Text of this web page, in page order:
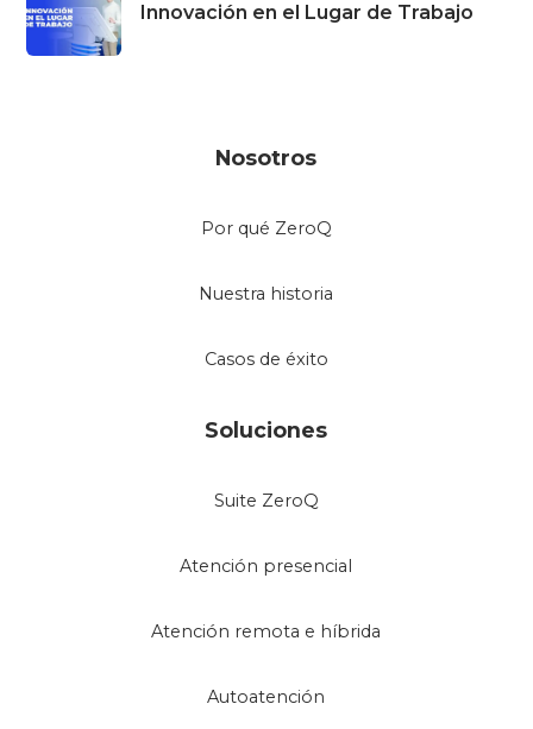
Innovación en el Lugar de Trabajo
Nosotros
Por qué ZeroQ
Nuestra historia
Casos de éxito
Soluciones
Suite ZeroQ
Atención presencial
Atención remota e híbrida
Autoatención